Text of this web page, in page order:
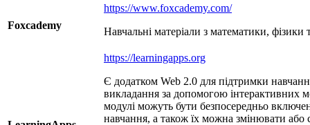
Foxcademy
https://www.foxcademy.com/
Навчальні матеріали з математики, фізики
https://learningapps.org
Є додатком Web 2.0 для підтримки
викладання за допомогою інтерактивних
модулі можуть бути безпосередньо
навчання, а також їх можна змінювати або